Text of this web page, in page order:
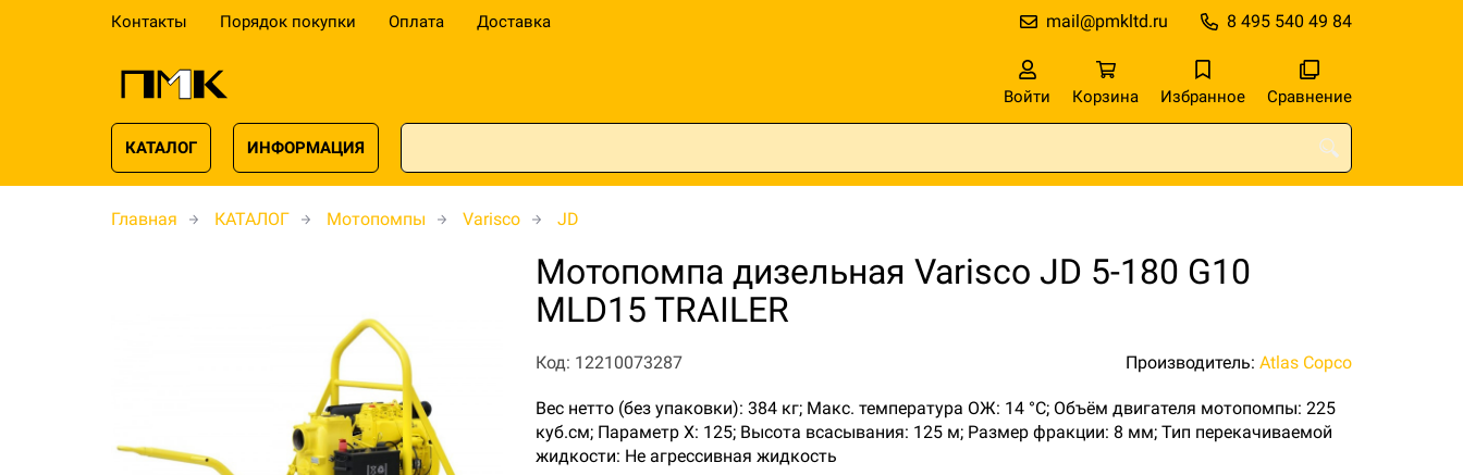
Контакты Порядок покупки Оплата Доставка 8 495 540 49 84
mail@pmkltd.ru
Войти Корзина Избранное Сравнение
КАТАЛОГ ИНФОРМАЦИЯ
Главная КАТАЛОГ Мотопомпы Varisco JD
Мотопомпа дизельная Varisco JD 5-180 G10
MLD15 TRAILER
Код: 12210073287 Производитель: Atlas Copco
Вес нетто (без упаковки): 384 кг; Макс. температура ОЖ: 14 °C; Объём двигателя мотопомпы: 225
куб.см; Параметр Х: 125; Высота всасывания: 125 м; Размер фракции: 8 мм; Тип перекачиваемой
жидкости: Не агрессивная жидкость